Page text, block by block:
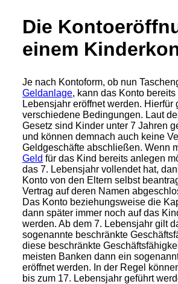
Die
einem
Je nach Kontoform, ob nun
Geldanlage, kann das Konto
Lebensjahr eröffnet werden. Hierfür
verschiedene Bedingungen. Laut
Gesetz sind Kinder unter 7 Jahren
und können demnach auch keine
Geldgeschäfte abschließen. Wenn
Geld für das Kind bereits anlegen
das 7. Lebensjahr vollendet hat,
Konto von den Eltern selbst
Vertrag auf deren Namen
Das Konto beziehungsweise die
dann später immer noch auf das
werden. Ab dem 7. Lebensjahr gilt
sogenannte beschränkte
diese beschränkte
meisten Banken dann ein
eröffnet werden. In der Regel
bis zum 17. Lebensjahr geführt